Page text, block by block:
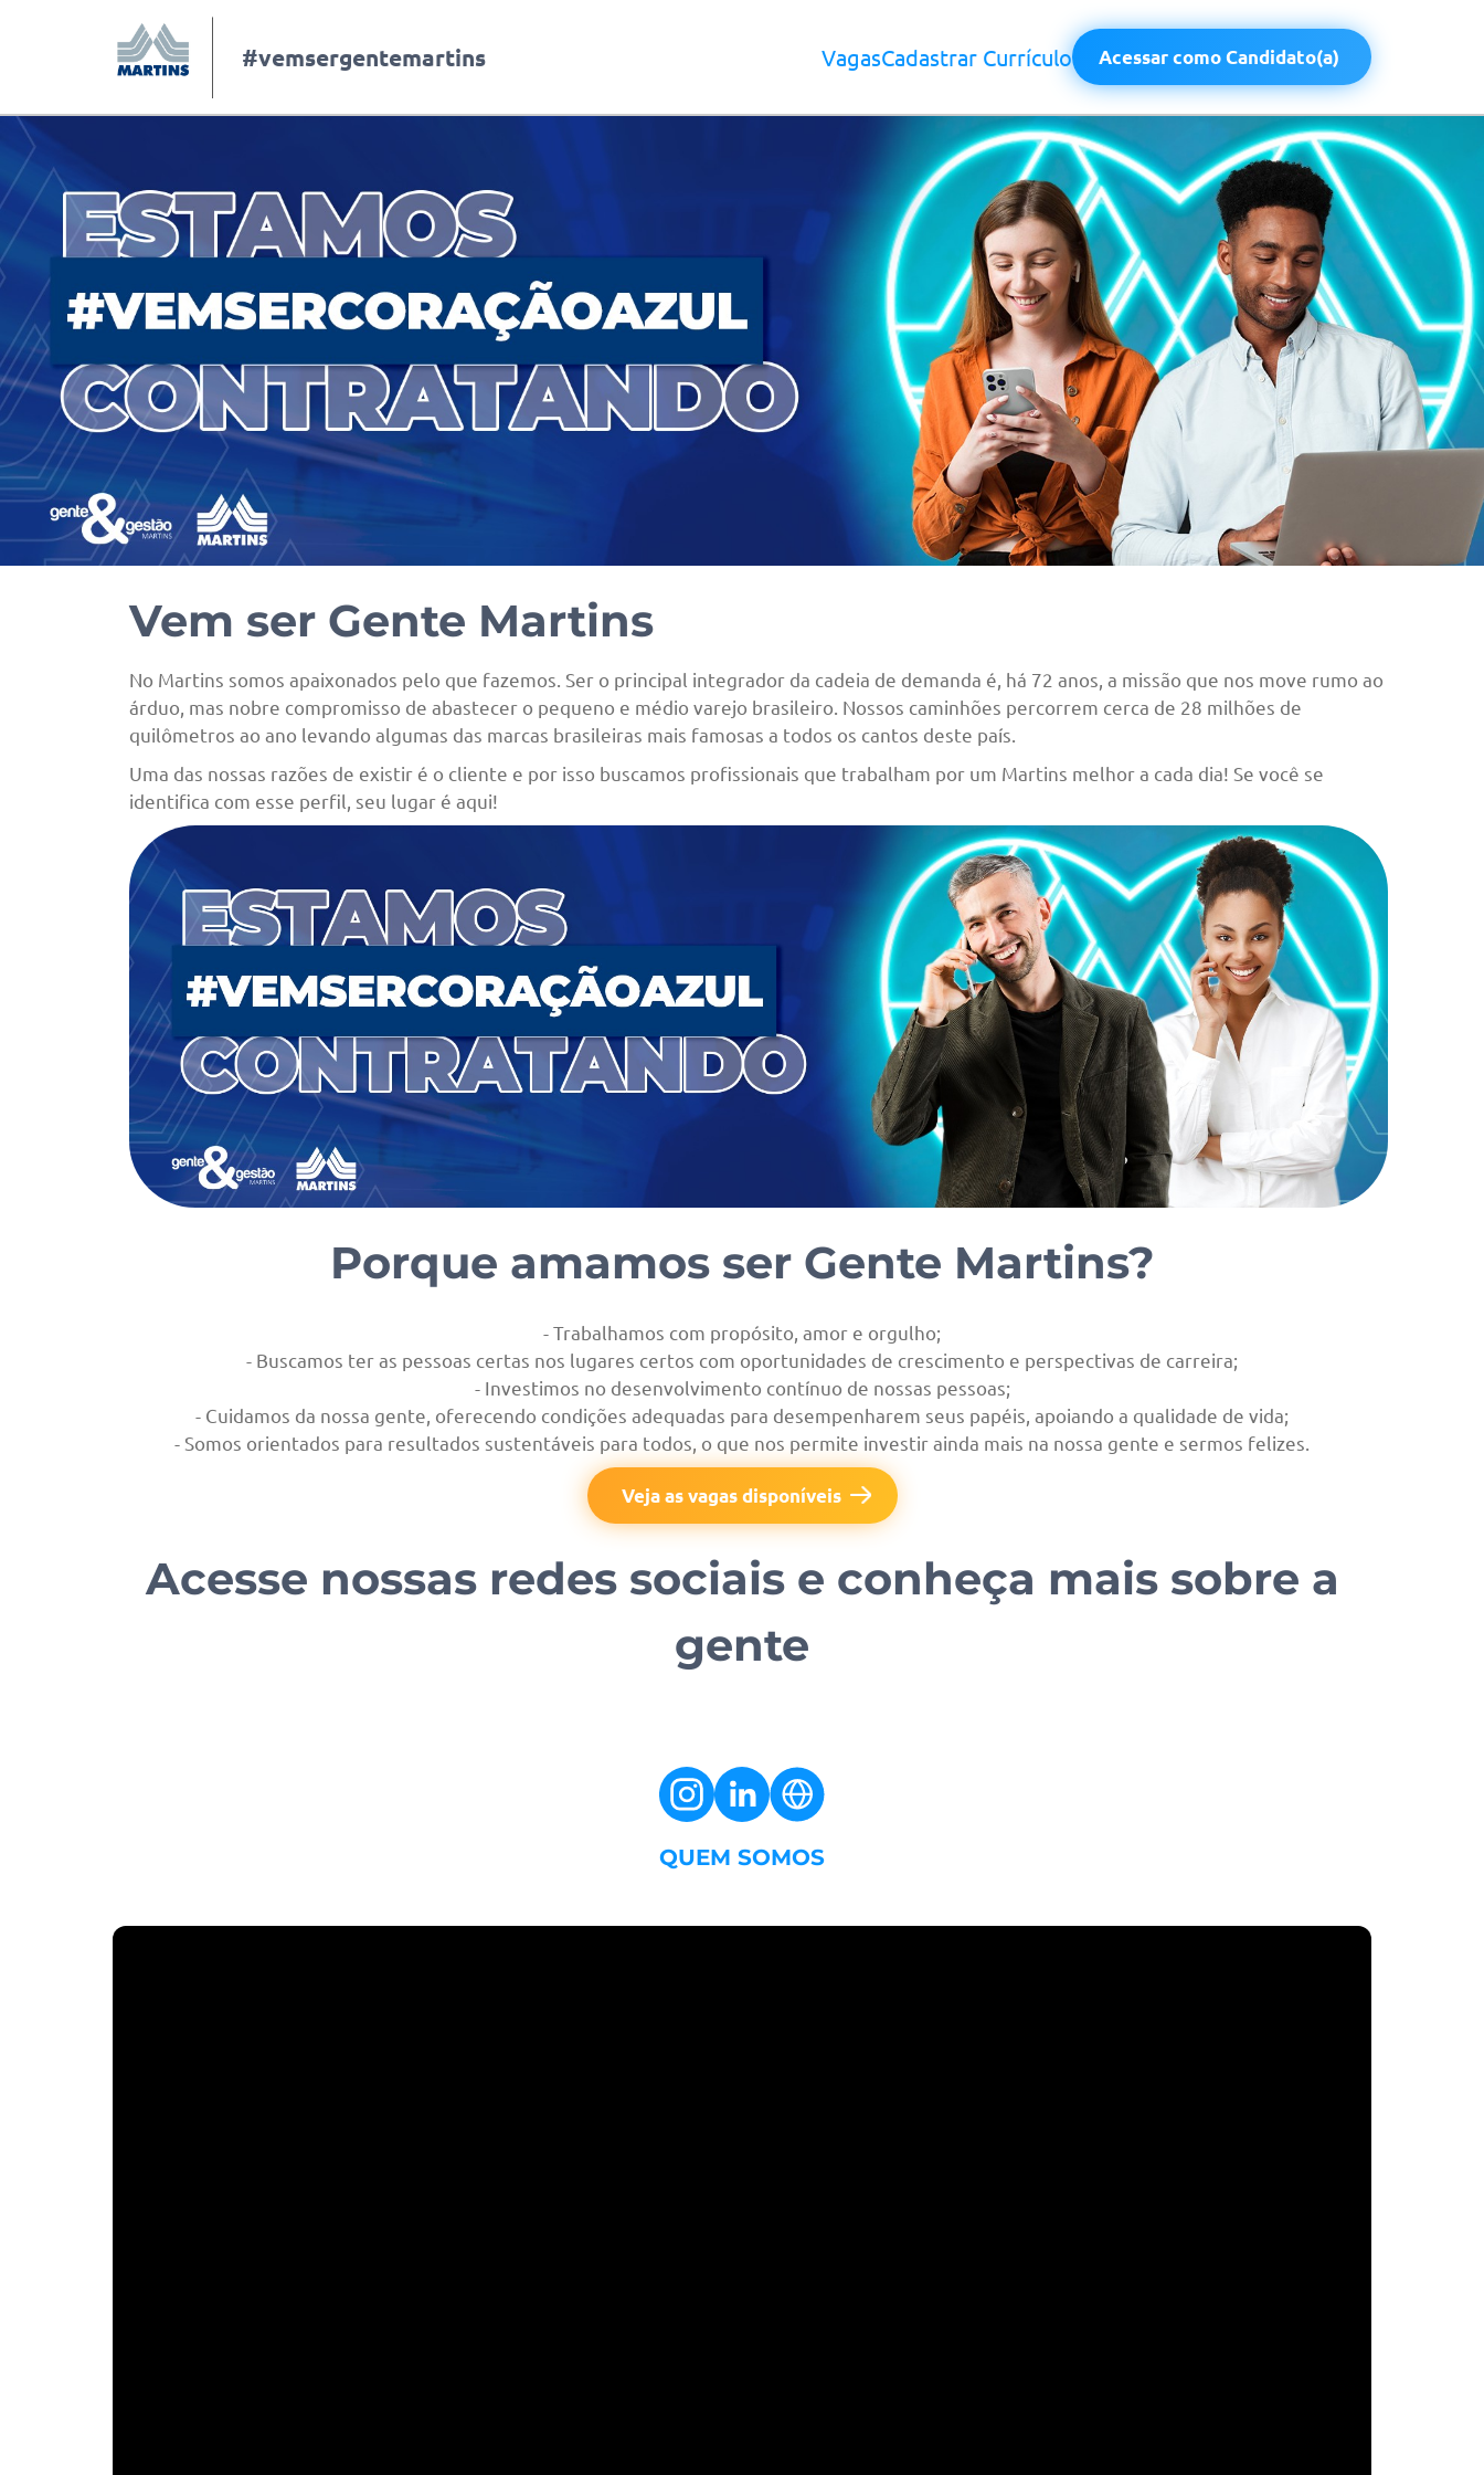
#vemsergentemartins VagasCadastrar Currículo Acessar como Candidato(a)
Vem ser Gente Martins
No Martins somos apaixonados pelo que fazemos. Ser o principal integrador da cadeia de demanda é, há 72 anos, a missão que nos move rumo ao
árduo, mas nobre compromisso de abastecer o pequeno e médio varejo brasileiro. Nossos caminhões percorrem cerca de 28 milhões de
quilômetros ao ano levando algumas das marcas brasileiras mais famosas a todos os cantos deste país.
Uma das nossas razões de existir é o cliente e por isso buscamos profissionais que trabalham por um Martins melhor a cada dia! Se você se
identifica com esse perfil, seu lugar é aqui!
Porque amamos ser Gente Martins?
- Trabalhamos com propósito, amor e orgulho;
- Buscamos ter as pessoas certas nos lugares certos com oportunidades de crescimento e perspectivas de carreira;
- Investimos no desenvolvimento contínuo de nossas pessoas;
- Cuidamos da nossa gente, oferecendo condições adequadas para desempenharem seus papéis, apoiando a qualidade de vida;
- Somos orientados para resultados sustentáveis para todos, o que nos permite investir ainda mais na nossa gente e sermos felizes.
Veja as vagas disponíveis
Acesse nossas redes sociais e conheça mais sobre a
gente
QUEM SOMOS